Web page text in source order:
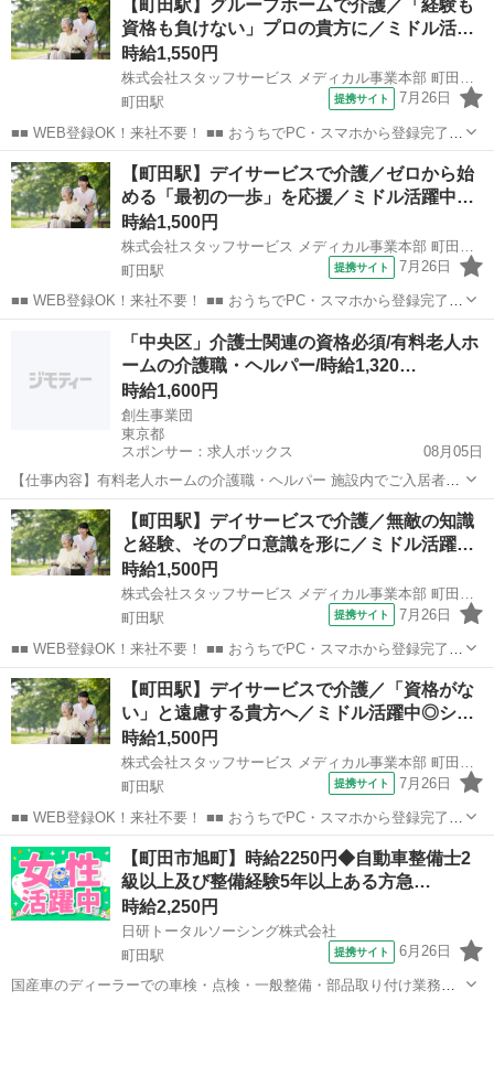
「部活時代の熱を取り戻したい」そんな方にはピッタリ！ 是非飛び込
んできてくださいね♪ トッ...
【町田駅】グループホームで介護／「経験も
資格も負けない」プロの貴方に／ミドル活…
時給1,550円
町田駅
提携サイト 7月26日
■■ WEB登録OK！来社不要！ ■■ おうちでPC・スマホから登録完了！
電話・メールでお仕事を紹介していくので、来社は不要♪ 業界最大級
のお仕事の中から、 あなたの「叶えたい」を叶えられる職場をご紹介
します！ ■■ 資...
東京 町田市 町田駅 その他
【町田駅】デイサービスで介護／ゼロから始
める「最初の一歩」を応援／ミドル活躍中…
時給1,500円
町田駅
提携サイト 7月26日
■■ WEB登録OK！来社不要！ ■■ おうちでPC・スマホから登録完了！
電話・メールでお仕事を紹介していくので、来社は不要♪ 業界最大級
のお仕事の中から、 あなたの「叶えたい」を叶えられる職場をご紹介
町田駅 介護
「中央区」介護士関連の資格必須/有料老人ホ
ームの介護職・ヘルパー/時給1,320…
時給1,600円
創生事業団
東京都
スポンサー：求人ボックス
08月05日
【仕事内容】有料老人ホームの介護職・ヘルパー 施設内でご入居者様
への介護サービスをお願いします。 ゆったり、丁寧にご入居者様と接
することができます。 ご入居者様の笑顔とふれあう機会がたくさんあ
ります。 手厚い介護を実践する為にスタ...
アルバイト・パート
【町田駅】デイサービスで介護／無敵の知識
と経験、そのプロ意識を形に／ミドル活躍…
時給1,500円
株式会社スタッフサービス メディカル事業本部 町田介護オフィス
町田駅
提携サイト 7月26日
■■ WEB登録OK！来社不要！ ■■ おうちでPC・スマホから登録完了！
電話・メールでお仕事を紹介していくので、来社は不要♪ 業界最大級
のお仕事の中から、 あなたの「叶えたい」を叶えられる職場をご紹介
します！ ■■ 資...
東京 町田市 町田駅 介護
【町田駅】デイサービスで介護／「資格がな
い」と遠慮する貴方へ／ミドル活躍中◎シ…
時給1,500円
株式会社スタッフサービス メディカル事業本部 町田介護オフィス
町田駅
提携サイト 7月26日
■■ WEB登録OK！来社不要！ ■■ おうちでPC・スマホから登録完了！
電話・メールでお仕事を紹介していくので、来社は不要♪ 業界最大級
のお仕事の中から、 あなたの「叶えたい」を叶えられる職場をご紹介
します！ ■■ 資...
東京 町田市 町田駅 介護
【町田市旭町】時給2250円◆自動車整備士2
級以上及び整備経験5年以上ある方急…
時給2,250円
日研トータルソーシング株式会社
町田駅
提携サイト 6月26日
国産車のディーラーでの車検・点検・一般整備・部品取り付け業務。